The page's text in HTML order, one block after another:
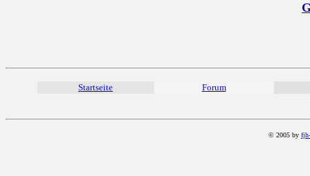
Startseite Forum
© 2005 by